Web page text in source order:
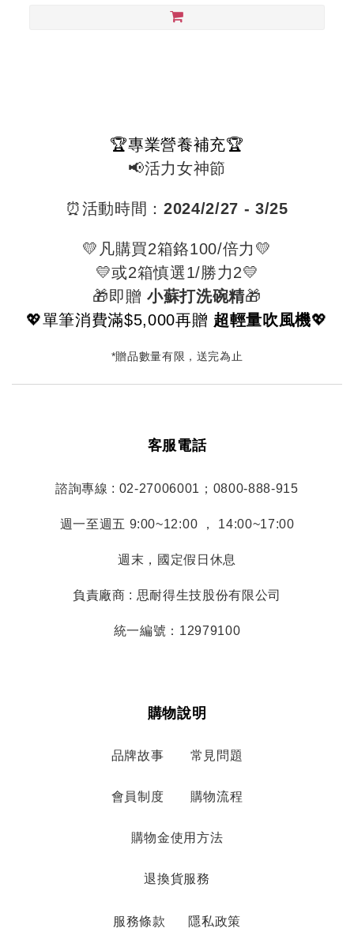
🏆專業營養補充🏆
📢活力女神節
⏰活動時間：2024/2/27 - 3/25
💛凡購買2箱鉻100/倍力💛
💛或2箱慎選1/勝力2💛
🎁即贈 小蘇打洗碗精🎁
💖單筆消費滿$5,000再贈 超輕量吹風機💖
*贈品數量有限，送完為止
客服電話
諮詢專線 : 02-27006001；0800-888-915
週一至週五 9:00~12:00 ， 14:00~17:00
週末，國定假日休息
負責廠商 : 思耐得生技股份有限公司
統一編號：12979100
購物說明
品牌故事 常見問題
會員制度 購物流程
購物金使用方法
退換貨服務
服務條款 隱私政策